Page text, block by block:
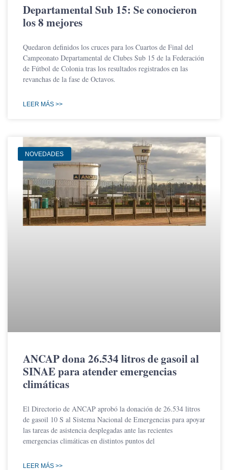
Departamental Sub 15: Se conocieron
los 8 mejores
Quedaron definidos los cruces para los Cuartos de Final del
Campeonato Departamental de Clubes Sub 15 de la Federación
de Fútbol de Colonia tras los resultados registrados en las
revanchas de la fase de Octavos.
LEER MÁS >>
NOVEDADES
ANCAP dona 26.534 litros de gasoil al
SINAE para atender emergencias
climáticas
El Directorio de ANCAP aprobó la donación de 26.534 litros
de gasoil 10 S al Sistema Nacional de Emergencias para apoyar
las tareas de asistencia desplegadas ante las recientes
emergencias climáticas en distintos puntos del
LEER MÁS >>